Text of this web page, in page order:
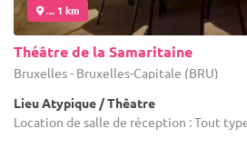
... 1 km
Théâtre de la Samaritaine
Bruxelles - Bruxelles-Capitale (BRU)
Lieu Atypique / Thêatre
Location de salle de réception : Tout